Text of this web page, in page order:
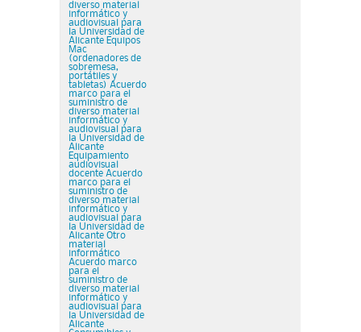
diverso material
informático y
audiovisual para
la Universidad de
Alicante Equipos
Mac
(ordenadores de
sobremesa,
portátiles y
tabletas) Acuerdo
marco para el
suministro de
diverso material
informático y
audiovisual para
la Universidad de
Alicante
Equipamiento
audiovisual
docente Acuerdo
marco para el
suministro de
diverso material
informático y
audiovisual para
la Universidad de
Alicante Otro
material
informático
Acuerdo marco
para el
suministro de
diverso material
informático y
audiovisual para
la Universidad de
Alicante